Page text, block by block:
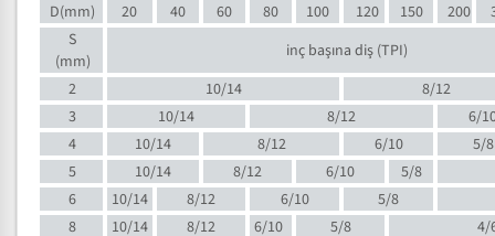
D(mm) 20 40 60 80 100 120 150 200
S
(mm)
inç başına diş (TPI)
2
10/14
8/12
3
10/14 8/12
6/
4
10/14 8/12 6/10
5/8
5
10/14 8/12 6/10
5/8
6
10/14 8/12 6/10
5/8
8
10/14 8/12 6/10 5/8
4/